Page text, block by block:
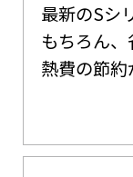
最新のSシ
もちろん
熱費の節